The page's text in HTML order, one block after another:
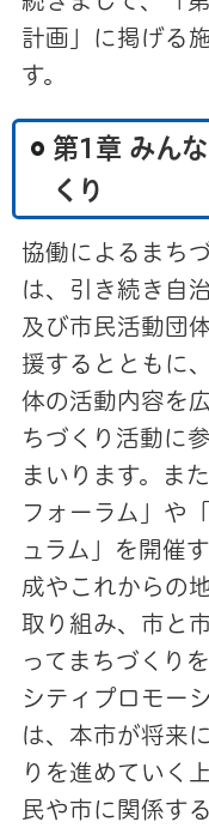
計画」に掲げる
す。
第1章 みん
くり
協働によるまち
は、引き続き自
及び市民活動団
援するとともに
体の活動内容を
ちづくり活動に
まいります。ま
フォーラム」や
ュラム」を開催
成やこれからの
取り組み、市と
ってまちづくり
シティプロモー
は、本市が将来
りを進めていく
民や市に関係す